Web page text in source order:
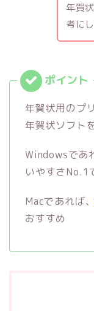
年賀
考に
年賀状用のプ
年賀状ソフト
Windowsであ
いやすさNo.1
Macであれば
おすすめ